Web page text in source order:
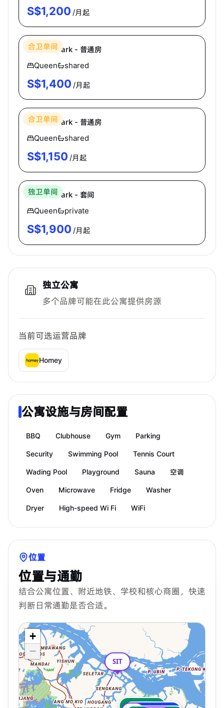
S$1,200 /月起
合卫单间
Melville Park - 普通房
Queen
shared
S$1,400 /月起
合卫单间
Melville Park - 普通房
Queen
shared
S$1,150 /月起
独卫单间
Melville Park - 套间
Queen
private
S$1,900 /月起
独立公寓
多个品牌可能在此公寓提供房源
当前可选运营品牌
Homey
公寓设施与房间配置
BBQ Clubhouse Gym Parking
Security Swimming Pool Tennis Court
Wading Pool Playground Sauna 空调
Oven Microwave Fridge Washer
Dryer High-speed Wi Fi WiFi
位置
位置与通勤
结合公寓位置、附近地铁、学校和核心商圈，快速
判断日常通勤是否合适。
Tampines
SIT
+
−